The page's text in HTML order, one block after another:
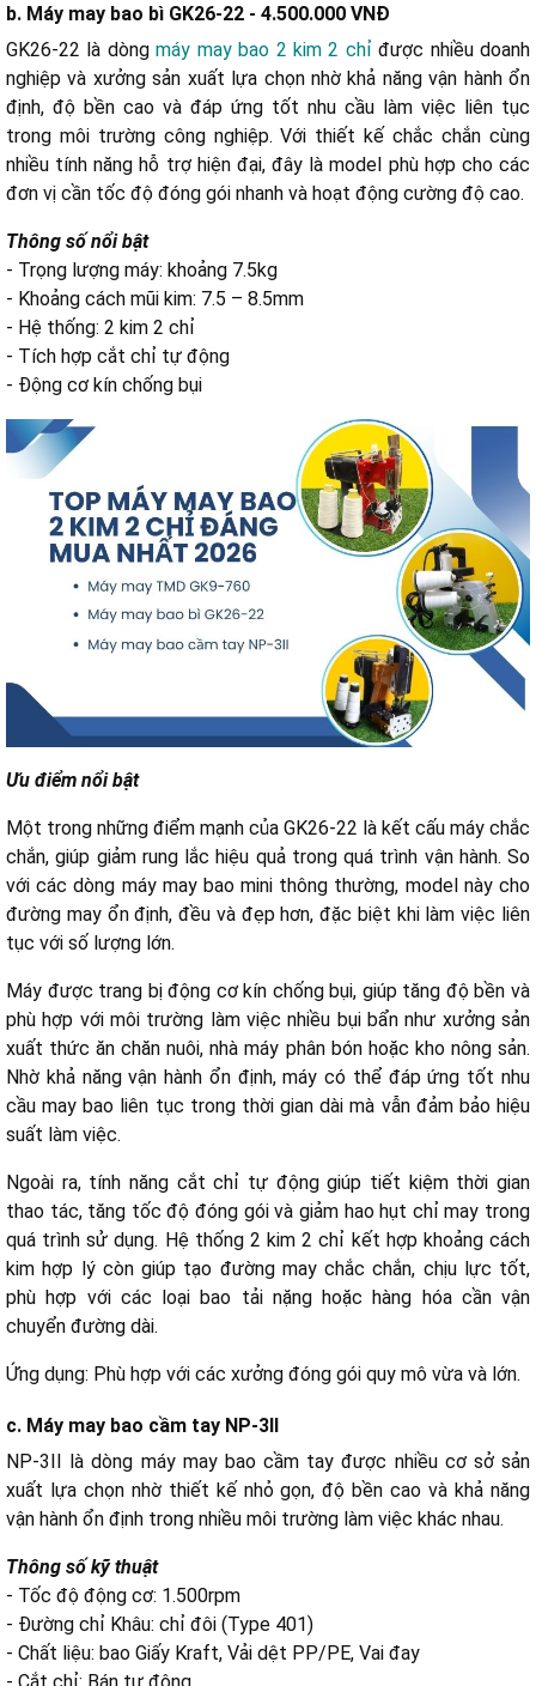
b. Máy may bao bì GK26-22 - 4.500.000 VNĐ
GK26-22 là dòngmáy may bao 2 kim 2 chỉ được nhiều doanh
nghiệp và xưởng sản xuất lựa chọn nhờ khả năng vận hành ổn
định, độ bền cao và đáp ứng tốt nhu cầu làm việc liên tục
trong môi trường công nghiệp. Với thiết kế chắc chắn cùng
nhiều tính năng hỗ trợ hiện đại, đây là model phù hợp cho các
đơn vị cần tốc độ đóng gói nhanh và hoạt động cường độ cao.
Thông số nổi bật
- Trọng lượng máy: khoảng 7.5kg
- Khoảng cách mũi kim: 7.5 – 8.5mm
- Hệ thống: 2 kim 2 chỉ
- Tích hợp cắt chỉ tự động
- Động cơ kín chống bụi
Ưu điểm nổi bật
Một trong những điểm mạnh của GK26-22 là kết cấu máy chắc
chắn, giúp giảm rung lắc hiệu quả trong quá trình vận hành. So
với các dòng máy may bao mini thông thường, model này cho
đường may ổn định, đều và đẹp hơn, đặc biệt khi làm việc liên
tục với số lượng lớn.
Máy được trang bị động cơ kín chống bụi, giúp tăng độ bền và
phù hợp với môi trường làm việc nhiều bụi bẩn như xưởng sản
xuất thức ăn chăn nuôi, nhà máy phân bón hoặc kho nông sản.
Nhờ khả năng vận hành ổn định, máy có thể đáp ứng tốt nhu
cầu may bao liên tục trong thời gian dài mà vẫn đảm bảo hiệu
suất làm việc.
Ngoài ra, tính năng cắt chỉ tự động giúp tiết kiệm thời gian
thao tác, tăng tốc độ đóng gói và giảm hao hụt chỉ may trong
quá trình sử dụng. Hệ thống 2 kim 2 chỉ kết hợp khoảng cách
kim hợp lý còn giúp tạo đường may chắc chắn, chịu lực tốt,
phù hợp với các loại bao tải nặng hoặc hàng hóa cần vận
chuyển đường dài.
Ứng dụng: Phù hợp với các xưởng đóng gói quy mô vừa và lớn.
c. Máy may bao cầm tay NP-3II
NP-3II là dòng máy may bao cầm tay được nhiều cơ sở sản
xuất lựa chọn nhờ thiết kế nhỏ gọn, độ bền cao và khả năng
vận hành ổn định trong nhiều môi trường làm việc khác nhau.
Thông số kỹ thuật
- Tốc độ động cơ: 1.500rpm
- Đường chỉ Khâu: chỉ đôi (Type 401)
- Chất liệu: bao Giấy Kraft, Vải dệt PP/PE, Vai đay
- Cắt chỉ: Bán tự động